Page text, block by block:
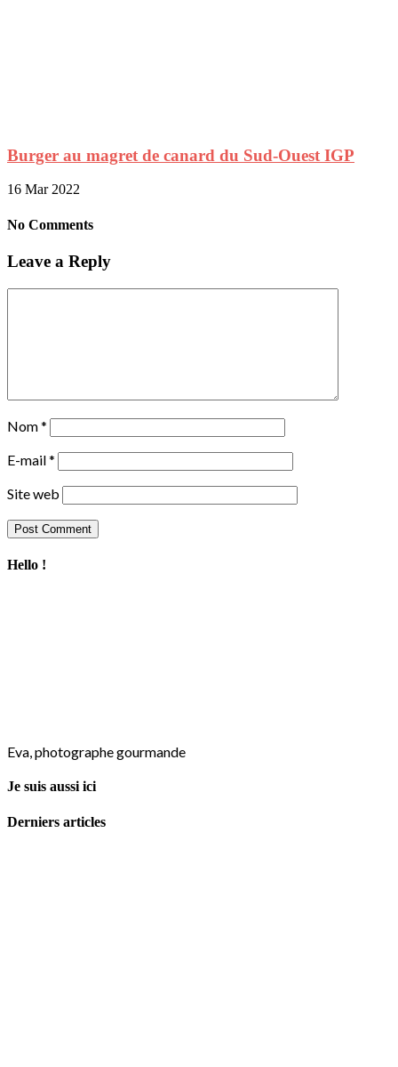
Burger au magret de canard du Sud-Ouest IGP
16 Mar 2022
No Comments
Leave a Reply
Nom*
E-mail*
Site web
Hello !
Eva, photographe gourmande
Je suis aussi ici
Derniers articles